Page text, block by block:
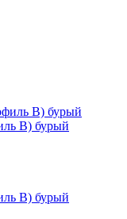
B) бурый
B) бурый